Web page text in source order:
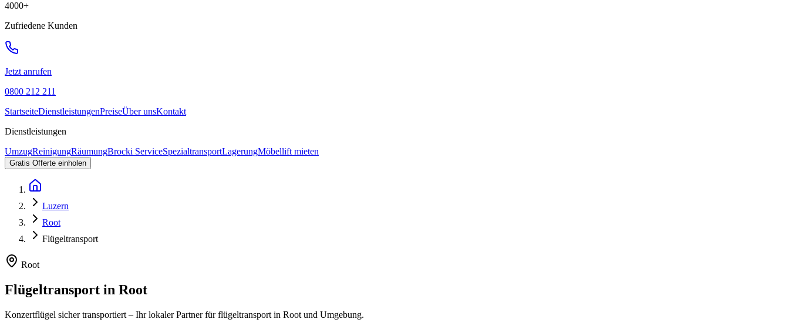
4000+
Zufriedene Kunden
Jetzt anrufen
0800 212 211
StartseiteDienstleistungenPreiseÜber unsKontakt
Dienstleistungen
UmzugReinigungRäumungBrocki ServiceSpezialtransportLagerungMöbellift mieten
Gratis Offerte einholen
Luzern
Root
Flügeltransport
Root
Flügeltransport in Root
Konzertflügel sicher transportiert – Ihr lokaler Partner fürflügeltransport in Root und Umgebung.